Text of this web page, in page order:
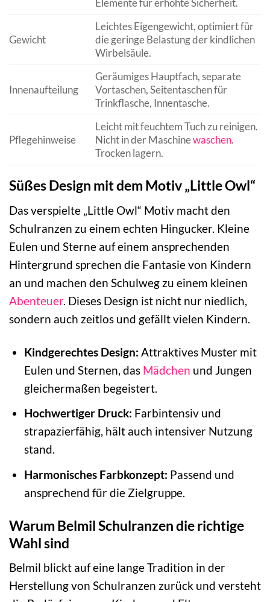
Elemente für erhöhte Sicherheit.
Gewicht
Leichtes Eigengewicht, optimiert für
die geringe Belastung der kindlichen
Wirbelsäule.
Innenaufteilung
Geräumiges Hauptfach, separate
Vortaschen, Seitentaschen für
Trinkflasche, Innentasche.
Pflegehinweise
Leicht mit feuchtem Tuch zu reinigen.
Nicht in der Maschinewaschen.
Trocken lagern.
Süßes Design mit dem Motiv „Little Owl“
Das verspielte „Little Owl“ Motiv macht den
Schulranzen zu einem echten Hingucker. Kleine
Eulen und Sterne auf einem ansprechenden
Hintergrund sprechen die Fantasie von Kindern
an und machen den Schulweg zu einem kleinen
Abenteuer. Dieses Design ist nicht nur niedlich,
sondern auch zeitlos und gefällt vielen Kindern.
Kindgerechtes Design: Attraktives Muster mit
Eulen und Sternen, das Mädchen und Jungen
gleichermaßen begeistert.
Hochwertiger Druck: Farbintensiv und
strapazierfähig, hält auch intensiver Nutzung
stand.
Harmonisches Farbkonzept: Passend und
ansprechend für die Zielgruppe.
Warum Belmil Schulranzen die richtige
Wahl sind
Belmil blickt auf eine lange Tradition in der
Herstellung von Schulranzen zurück und versteht